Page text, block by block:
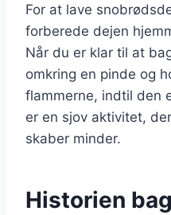
For at lave
forberede dejen
Når du er klar til at
omkring en pinde og
flammerne, indtil den
er en sjov aktivitet,
skaber minder.
Historien